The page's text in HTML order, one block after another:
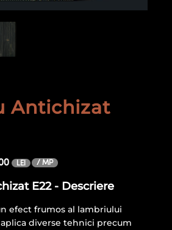
Antichizat
LEI / MP
E22 - Descriere
efect frumos al lambriului
diverse tehnici precum